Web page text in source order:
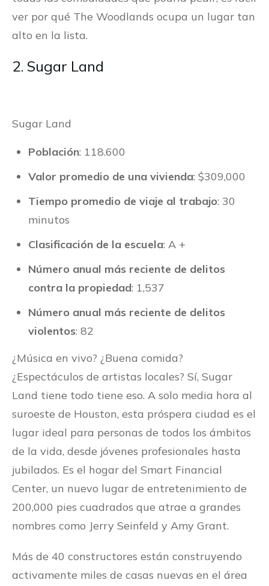
ver por qué The Woodlands ocupa un lugar tan
alto en la lista.
2. Sugar Land
Sugar Land
Población: 118.600
Valor promedio de una vivienda: $309,000
Tiempo promedio de viaje al trabajo: 30
minutos
Clasificación de la escuela: A +
Número anual más reciente de delitos
contra la propiedad: 1,537
Número anual más reciente de delitos
violentos: 82
¿Música en vivo? ¿Buena comida?
¿Espectáculos de artistas locales? Sí, Sugar
Land tiene todo tiene eso. A solo media hora al
suroeste de Houston, esta próspera ciudad es el
lugar ideal para personas de todos los ámbitos
de la vida, desde jóvenes profesionales hasta
jubilados. Es el hogar del Smart Financial
Center, un nuevo lugar de entretenimiento de
200,000 pies cuadrados que atrae a grandes
nombres como Jerry Seinfeld y Amy Grant.
Más de 40 constructores están construyendo
activamente miles de casas nuevas en el área